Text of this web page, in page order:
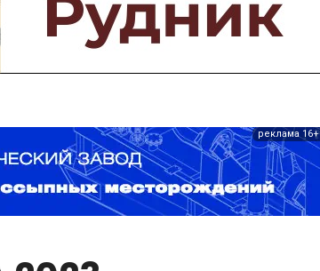
Предприятия и компании
Интервью
Выставки, Конференции
реклама 16+